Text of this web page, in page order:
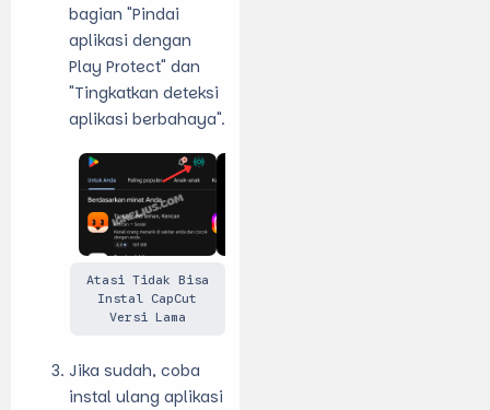
bagian "Pindai
aplikasi dengan
Play Protect" dan
"Tingkatkan deteksi
aplikasi berbahaya".
Atasi Tidak Bisa
Instal CapCut
Versi Lama
Jika sudah, coba
instal ulang aplikasi